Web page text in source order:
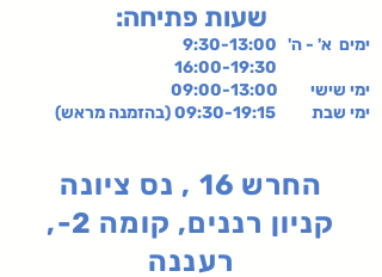
:שעות פתיחה
ימים א' - ה' 9:30-13:00
ימי שישי 09:00-13:00
ימי שבת 09:30-19:15 (בהזמנה מראש)
החרש 16 , נס ציונה
קניון רננים, קומה 2-,
רעננה